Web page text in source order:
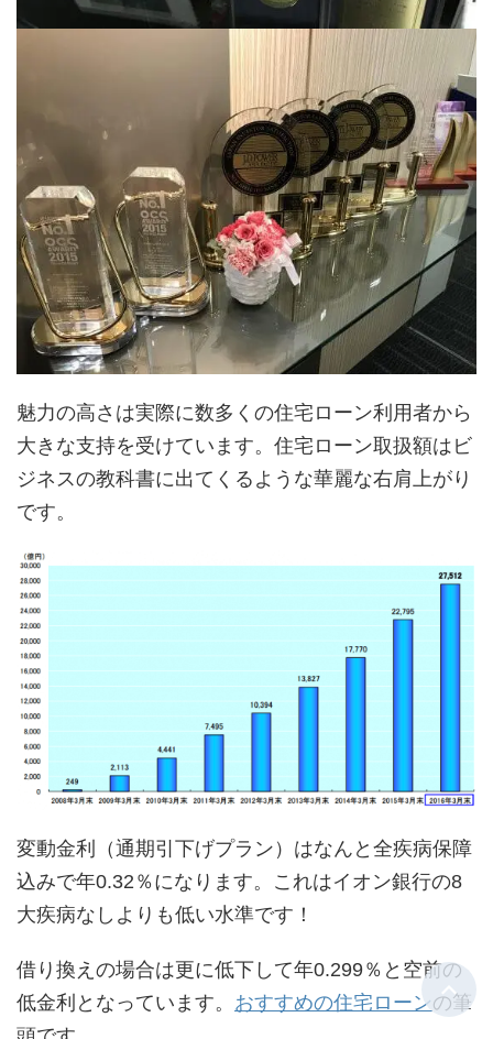
魅力の高さは実際に数多くの住宅ローン利用者から
大きな支持を受けています。住宅ローン取扱額はビ
ジネスの教科書に出てくるような華麗な右肩上がり
です。
変動金利（通期引下げプラン）はなんと全疾病保障
込みで年0.32％になります。これはイオン銀行の8
大疾病なしよりも低い水準です！
借り換えの場合は更に低下して年0.299％と空前の
低金利となっています。 おすすめの住宅ローンの筆